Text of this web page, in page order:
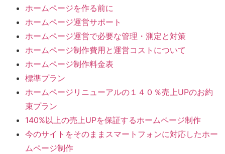
ホームページを作る前に
ホームページ運営サポート
ホームページ運営で必要な管理・測定と対策
ホームページ制作費用と運営コストについて
ホームページ制作料金表
標準プラン
ホームページリニューアルの１４０％売上UPのお約
束プラン
140%以上の売上UPを保証するホームページ制作
今のサイトをそのままスマートフォンに対応したホー
ムページ制作